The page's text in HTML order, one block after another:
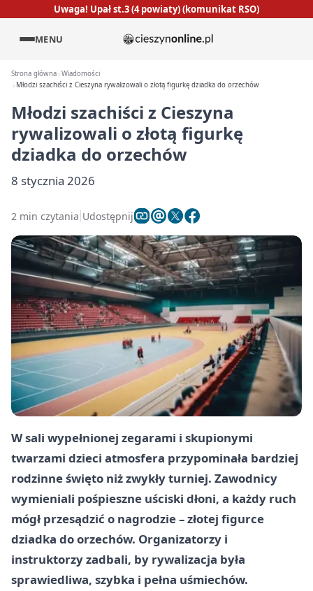
Uwaga! Upał st.3 (4 powiaty) (komunikat RSO)
MENU
Strona główna Wiadomości
Młodzi szachiści z Cieszyna rywalizowali o złotą figurkę dziadka do orzechów
Młodzi szachiści z Cieszyna
rywalizowali o złotą figurkę
dziadka do orzechów
8 stycznia 2026
2 min czytania Udostępnij
W sali wypełnionej zegarami i skupionymi
twarzami dzieci atmosfera przypominała bardziej
rodzinne święto niż zwykły turniej. Zawodnicy
wymieniali pośpieszne uściski dłoni, a każdy ruch
mógł przesądzić o nagrodzie – złotej figurce
dziadka do orzechów. Organizatorzy i
instruktorzy zadbali, by rywalizacja była
sprawiedliwa, szybka i pełna uśmiechów.